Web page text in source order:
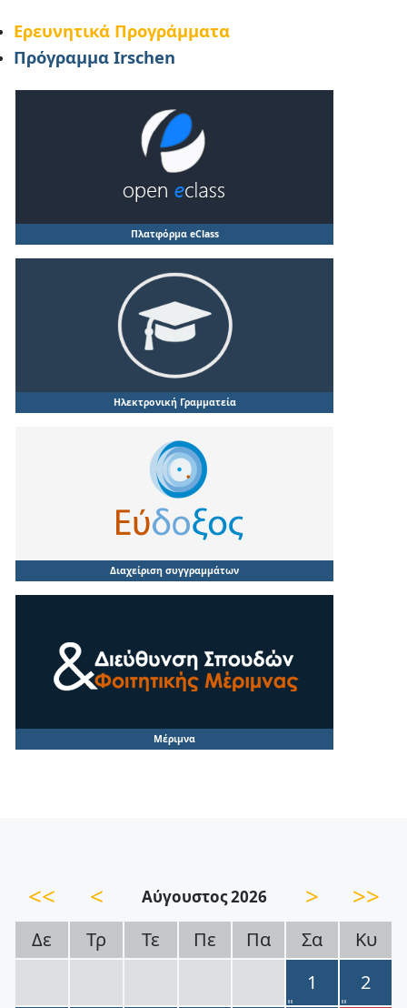
Ερευνητικά Προγράμματα
Πρόγραμμα Irschen
Πλατφόρμα eClass
Ηλεκτρονική Γραμματεία
Διαχείριση συγγραμμάτων
Μέριμνα
<< < Αύγουστος 2026 > >>
Δε Τρ Τε Πε Πα Σα
Κυ
1
2